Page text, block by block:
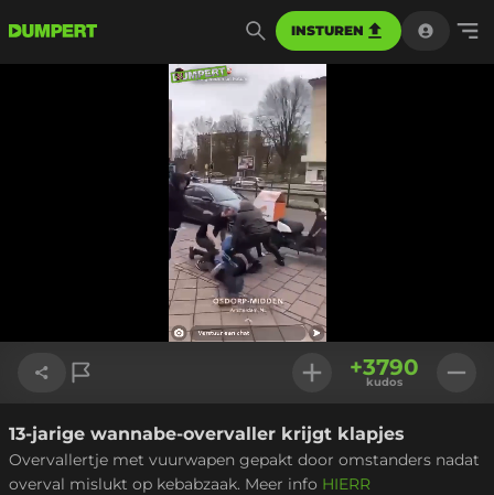
INSTUREN
Geladen:
100.00%
Link kopiëren
+3790
kudos
13-jarige wannabe-overvaller krijgt klapjes
Overvallertje met vuurwapen gepakt door omstanders nadat
overval mislukt op kebabzaak. Meer info HIERR